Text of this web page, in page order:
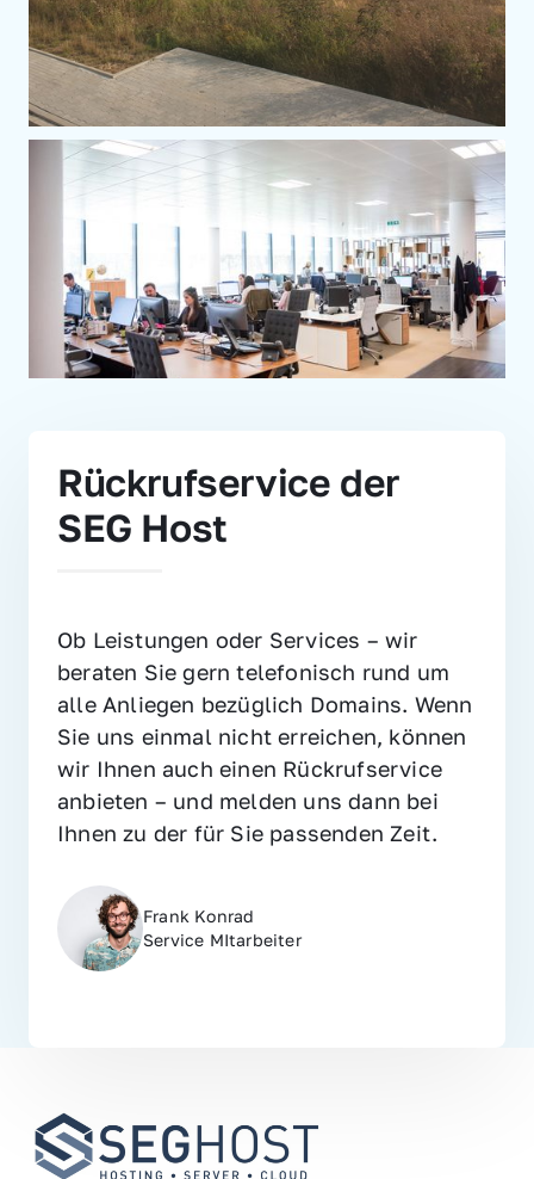
Rückrufservice der
SEG Host
Ob Leistungen oder Services – wir
beraten Sie gern telefonisch rund um
alle Anliegen bezüglich Domains. Wenn
Sie uns einmal nicht erreichen, können
wir Ihnen auch einen Rückrufservice
anbieten – und melden uns dann bei
Ihnen zu der für Sie passenden Zeit.
Frank Konrad
Service MItarbeiter